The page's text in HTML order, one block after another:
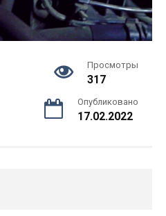
Просмотры
317
Опубликовано
17.02.2022